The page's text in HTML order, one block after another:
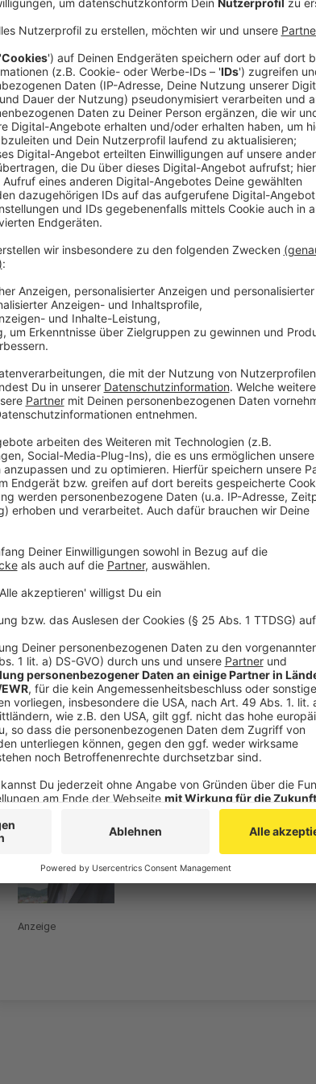
Am Donnerstagabend hat die Städteregion
Für das kommende Jahr fehlen dem Haushalt aber
genommen werden. Damit steigt auch die
einer Senkung der Umlage 2023 - im kommenden
60 Prozent der Ausgaben sind für den
von Schulen, Kitas und Rettungswachen vorgesehen.
Der endgültige Haushalt soll im Dezember
Brandbrief an den Landschaftsverband
Anzeige
In einem Brandbrief fordert Städteregionsrat Tim
aus den Kreisen Düren, Heinsberg und Euskirchen
Umlagen zu senken. Es geht um den Entwurf für die
hohe finanzielle Rücklagen, die er zum Teil
geht um Rücklagen von 170 Millionen Euro. Davon
ein. Das ist unsolidarisch, so Städteregionsrat Tim
Anzeige
Städteregionsrat Tim
Anzeige
Zudem fordern die Kommunen, dass der LVR die
Anzeige
Personalkosten
Anzeige